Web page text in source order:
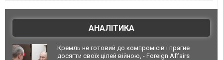
АНАЛІТИКА
Кремль не готовий до компромісів і прагне
досягти своїх цілей війною, - Foreign Affairs